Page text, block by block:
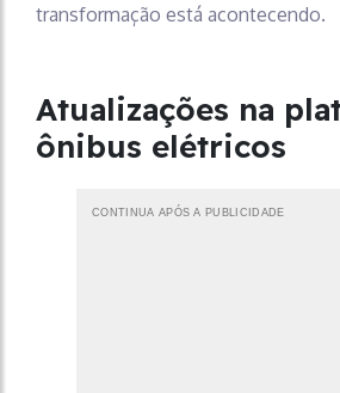
transformação está acontecendo.
Atualizações na
ônibus elétricos
CONTINUA APÓS A PUBLICIDADE